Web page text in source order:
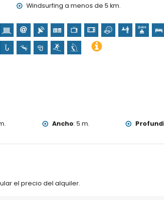
arquitectónico (Pueblo Histórico, Jávea) y lugar
25 kilómetros del alojamiento)
escalada, piragüismo, kayak, pesca,
de la villa)
Windsurfing a menos de 5 km.
Ancho: 5 m.
el precio del alquiler.